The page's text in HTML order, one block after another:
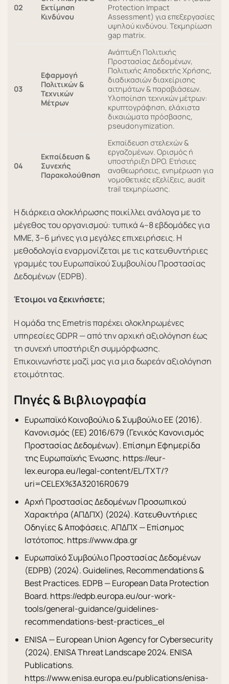
02
Εκτίμηση
Κινδύνου
Protection Impact
Assessment) για επεξεργασίες
υψηλού κινδύνου. Τεκμηρίωση
gap matrix.
03
Εφαρμογή
Πολιτικών &
Τεχνικών
Μέτρων
Ανάπτυξη Πολιτικής
Προστασίας Δεδομένων,
Πολιτικής Αποδεκτής Χρήσης,
διαδικασιών διαχείρισης
αιτημάτων & παραβιάσεων.
Υλοποίηση τεχνικών μέτρων:
κρυπτογράφηση, ελάχιστα
δικαιώματα πρόσβασης,
pseudonymization.
04
Εκπαίδευση &
Συνεχής
Παρακολούθηση
Εκπαίδευση στελεχών &
εργαζομένων. Ορισμός ή
υποστήριξη DPO. Ετήσιες
αναθεωρήσεις, ενημέρωση για
νομοθετικές εξελίξεις, audit
trail τεκμηρίωσης.
Η διάρκεια ολοκλήρωσης ποικίλλει ανάλογα με το
μέγεθος του οργανισμού: τυπικά 4–8 εβδομάδες για
ΜΜΕ, 3–6 μήνες για μεγάλες επιχειρήσεις. Η
μεθοδολογία εναρμονίζεται με τις κατευθυντήριες
γραμμές του Ευρωπαϊκού Συμβουλίου Προστασίας
Δεδομένων (EDPB).
Έτοιμοι να ξεκινήσετε;
Η ομάδα της Emetris παρέχει ολοκληρωμένες
υπηρεσίες GDPR — από την αρχική αξιολόγηση έως
τη συνεχή υποστήριξη συμμόρφωσης.
Επικοινωνήστε μαζί μας για μια δωρεάν αξιολόγηση
ετοιμότητας.
Πηγές & Βιβλιογραφία
Ευρωπαϊκό Κοινοβούλιο & Συμβούλιο ΕΕ (2016).
Κανονισμός (ΕΕ) 2016/679 (Γενικός Κανονισμός
Προστασίας Δεδομένων). Επίσημη Εφημερίδα
της Ευρωπαϊκής Ένωσης. https://eur-
lex.europa.eu/legal-content/EL/TXT/?
uri=CELEX%3A32016R0679
Αρχή Προστασίας Δεδομένων Προσωπικού
Χαρακτήρα (ΑΠΔΠΧ) (2024). Κατευθυντήριες
Οδηγίες & Αποφάσεις. ΑΠΔΠΧ — Επίσημος
Ιστότοπος. https://www.dpa.gr
Ευρωπαϊκό Συμβούλιο Προστασίας Δεδομένων
(EDPB) (2024). Guidelines, Recommendations &
Best Practices. EDPB — European Data Protection
Board. https://edpb.europa.eu/our-work-
tools/general-guidance/guidelines-
recommendations-best-practices_el
ENISA — European Union Agency for Cybersecurity
(2024). ENISA Threat Landscape 2024. ENISA
Publications.
https://www.enisa.europa.eu/publications/enisa-